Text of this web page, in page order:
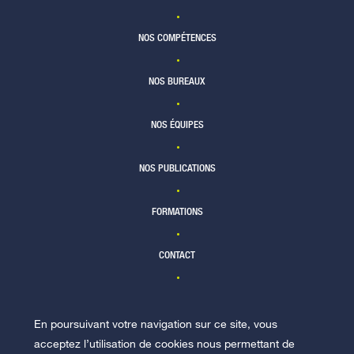
NOS COMPÉTENCES
NOS BUREAUX
NOS ÉQUIPES
NOS PUBLICATIONS
FORMATIONS
CONTACT
NOUS REJOINDRE
En poursuivant votre navigation sur ce site, vous
acceptez l’utilisation de cookies nous permettant de